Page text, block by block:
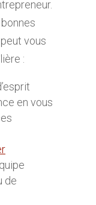
vous
:
en vous
de